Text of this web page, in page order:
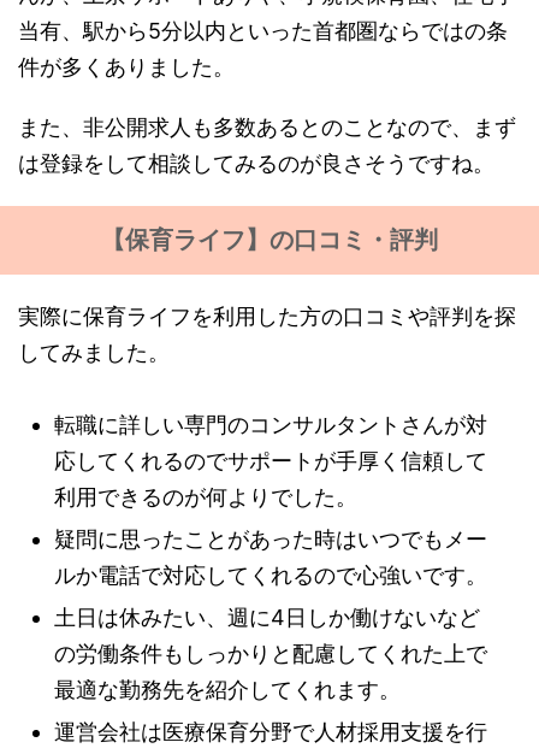
当有、駅から5分以内といった首都圏ならではの条
件が多くありました。
また、非公開求人も多数あるとのことなので、まず
は登録をして相談してみるのが良さそうですね。
【保育ライフ】の口コミ・評判
実際に保育ライフを利用した方の口コミや評判を探
してみました。
転職に詳しい専門のコンサルタントさんが対
応してくれるのでサポートが手厚く信頼して
利用できるのが何よりでした。
疑問に思ったことがあった時はいつでもメー
ルか電話で対応してくれるので心強いです。
土日は休みたい、週に4日しか働けないなど
の労働条件もしっかりと配慮してくれた上で
最適な勤務先を紹介してくれます。
運営会社は医療保育分野で人材採用支援を行